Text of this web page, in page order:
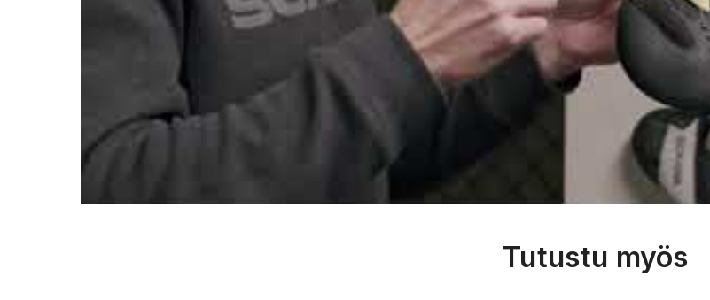
Tutustu myös